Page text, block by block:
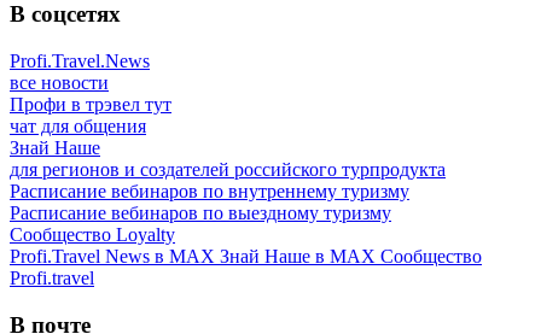
В соцсетях
Profi.Travel.News
все новости
Профи в трэвел тут
чат для общения
Знай Наше
для регионов и создателей российского турпродукта
Расписание вебинаров по внутреннему туризму
Расписание вебинаров по выездному туризму
Сообщество Loyalty
Profi.Travel News в MAX Знай Наше в MAX Сообщество
Profi.travel
В почте